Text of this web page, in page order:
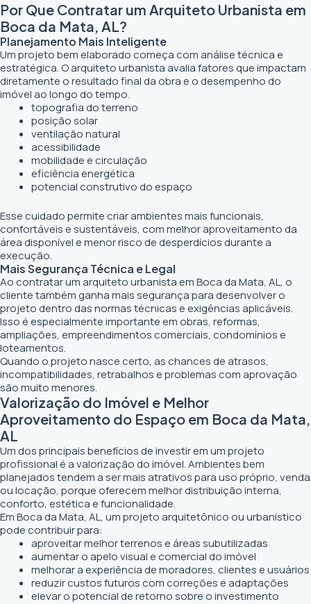
Por Que Contratar um Arquiteto Urbanista em
Boca da Mata, AL?
Planejamento Mais Inteligente
Um projeto bem elaborado começa com análise técnica e
estratégica. O arquiteto urbanista avalia fatores que impactam
diretamente o resultado final da obra e o desempenho do
imóvel ao longo do tempo.
topografia do terreno
posição solar
ventilação natural
acessibilidade
mobilidade e circulação
eficiência energética
potencial construtivo do espaço
Esse cuidado permite criar ambientes mais funcionais,
confortáveis e sustentáveis, com melhor aproveitamento da
área disponível e menor risco de desperdícios durante a
execução.
Mais Segurança Técnica e Legal
Ao contratar um arquiteto urbanista em Boca da Mata, AL, o
cliente também ganha mais segurança para desenvolver o
projeto dentro das normas técnicas e exigências aplicáveis.
Isso é especialmente importante em obras, reformas,
ampliações, empreendimentos comerciais, condomínios e
loteamentos.
Quando o projeto nasce certo, as chances de atrasos,
incompatibilidades, retrabalhos e problemas com aprovação
são muito menores.
Valorização do Imóvel e Melhor
Aproveitamento do Espaço em Boca da Mata,
AL
Um dos principais benefícios de investir em um projeto
profissional é a valorização do imóvel. Ambientes bem
planejados tendem a ser mais atrativos para uso próprio, venda
ou locação, porque oferecem melhor distribuição interna,
conforto, estética e funcionalidade.
Em Boca da Mata, AL, um projeto arquitetônico ou urbanístico
pode contribuir para:
aproveitar melhor terrenos e áreas subutilizadas
aumentar o apelo visual e comercial do imóvel
melhorar a experiência de moradores, clientes e usuários
reduzir custos futuros com correções e adaptações
elevar o potencial de retorno sobre o investimento